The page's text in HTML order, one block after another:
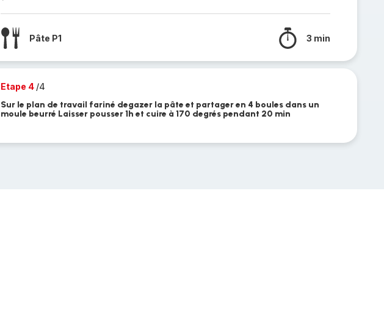
Pâte P1 3 min
Etape 4 /4
Sur le plan de travail fariné degazer la pâte et partager en 4 boules dans un
moule beurré Laisser pousser 1h et cuire à 170 degrés pendant 20 min